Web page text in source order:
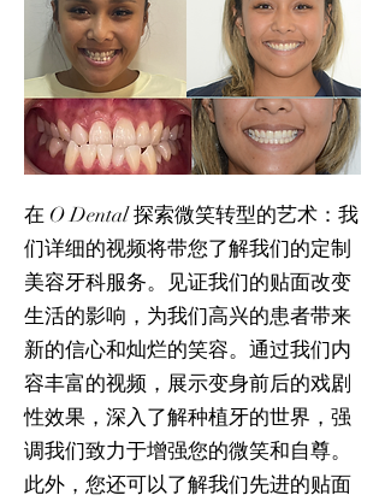
在 O Dental 探索微笑转型的艺术：我
们详细的视频将带您了解我们的定制
美容牙科服务。见证我们的贴面改变
生活的影响，为我们高兴的患者带来
新的信心和灿烂的笑容。通过我们内
容丰富的视频，展示变身前后的戏剧
性效果，深入了解种植牙的世界，强
调我们致力于增强您的微笑和自尊。
此外，您还可以了解我们先进的贴面